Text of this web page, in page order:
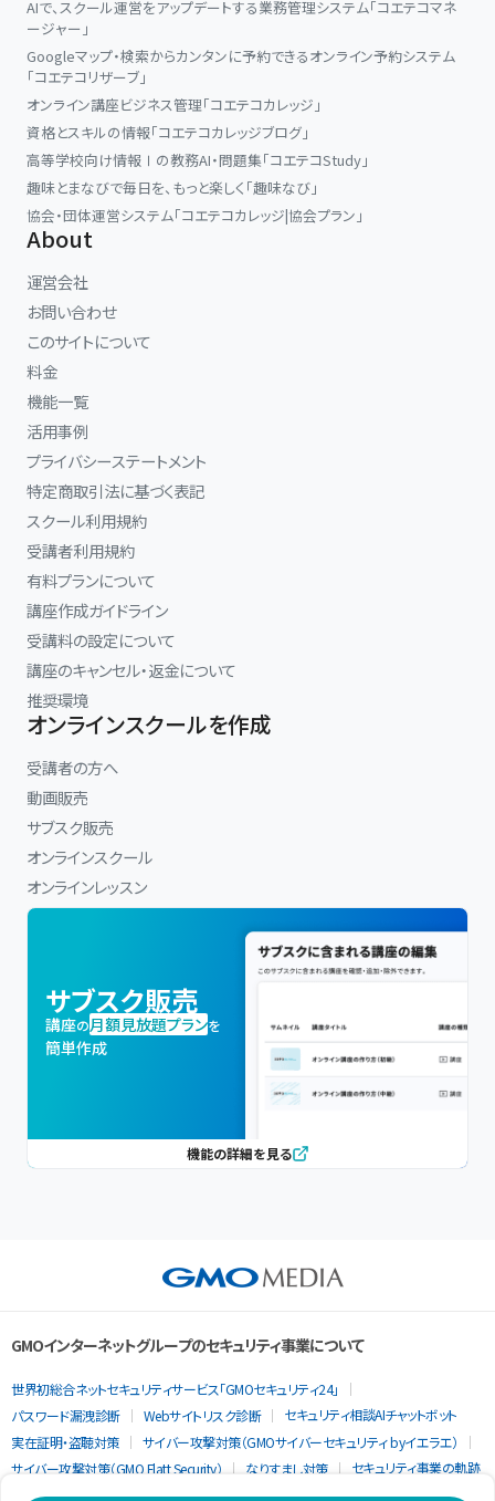
AIで、スクール運営をアップデートする業務管理システム「コエテコマネ
ージャー」
Googleマップ・検索からカンタンに予約できるオンライン予約システム
「コエテコリザーブ」
オンライン講座ビジネス管理「コエテコカレッジ」
資格とスキルの情報「コエテコカレッジブログ」
高等学校向け情報Ⅰの教務AI・問題集「コエテコStudy」
趣味とまなびで毎日を、もっと楽しく「趣味なび」
協会・団体運営システム「コエテコカレッジ|協会プラン」
About
運営会社
お問い合わせ
このサイトについて
料金
機能一覧
活用事例
プライバシーステートメント
特定商取引法に基づく表記
スクール利用規約
受講者利用規約
有料プランについて
講座作成ガイドライン
受講料の設定について
講座のキャンセル・返金について
推奨環境
オンラインスクールを作成
受講者の方へ
動画販売
サブスク販売
オンラインスクール
オンラインレッスン
サブスク販売
講座の月額見放題プランを
簡単作成
機能の詳細を見る
GMOインターネットグループのセキュリティ事業について
世界初総合ネットセキュリティサービス「GMOセキュリティ24」
パスワード漏洩診断
Webサイトリスク診断
セキュリティ相談AIチャットボット
実在証明・盗聴対策
サイバー攻撃対策（GMOサイバーセキュリティ byイエラエ）
サイバー攻撃対策（GMO Flatt Security）
なりすまし対策 セキュリティ事業の軌跡